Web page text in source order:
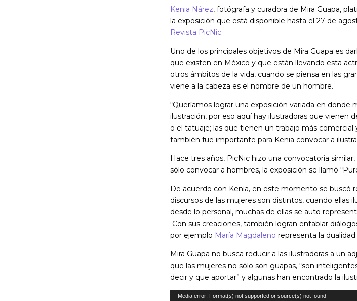
Kenia Nárez, fotógrafa y curadora de Mira Guapa,
la exposición que está disponible hasta el 27 de
Revista PicNic.
Uno de los principales objetivos de Mira Guapa es
que existen en México y que están llevando esta
otros ámbitos de la vida, cuando se piensa en las
viene a la cabeza es el nombre de un hombre.
“Queríamos lograr una exposición variada en donde
ilustración, por eso aquí hay ilustradoras que vienen
o el tatuaje; las que tienen un trabajo más
también fue importante para Kenia convocar a
Hace tres años, PicNic hizo una convocatoria
sólo convocar a hombres, la exposición se llamó
De acuerdo con Kenia, en este momento se buscó
discursos de las mujeres son distintos, cuando ellas
desde lo personal, muchas de ellas se auto
Con sus creaciones, también logran entablar
por ejemplo María Magdaleno representa la
Mira Guapa no busca reducir a las ilustradoras a un
que las mujeres no sólo son guapas, “son
decir y que aportar” y algunas han encontrado la
Reproductor
Media error: Format(s) not supported or source(s) not found